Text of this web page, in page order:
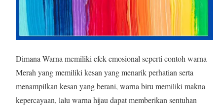
Dimana Warna memiliki efek emosional seperti contoh warna
Merah yang memiliki kesan yang menarik perhatian serta
menampilkan kesan yang berani, warna biru memiliki makna
kepercayaan, lalu warna hijau dapat memberikan sentuhan